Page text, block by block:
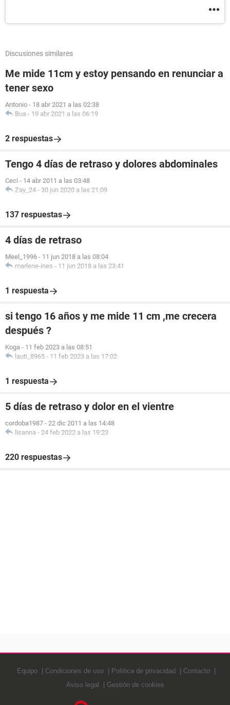
Discusiones similares
Me mide 11cm y estoy pensando en renunciar a
tener sexo
Antonio - 18 abr 2021 a las 02:38
Bua - 19 abr 2021 a las 06:19
2 respuestas
Tengo 4 días de retraso y dolores abdominales
Ceci - 14 abr 2011 a las 03:48
Zay_24 - 30 jun 2020 a las 21:09
137 respuestas
4 días de retraso
Meel_1996 - 11 jun 2018 a las 08:04
marlene-ines - 11 jun 2018 a las 23:41
1 respuesta
si tengo 16 años y me mide 11 cm ,me crecera
después ?
Koga - 11 feb 2023 a las 08:51
lauti_8965 - 11 feb 2023 a las 17:02
1 respuesta
5 días de retraso y dolor en el vientre
cordoba1987 - 22 dic 2011 a las 14:48
lisanna - 24 feb 2022 a las 19:23
220 respuestas
Equipo Condiciones de uso Política de privacidad
Contacto
Aviso legal
Gestión de cookies